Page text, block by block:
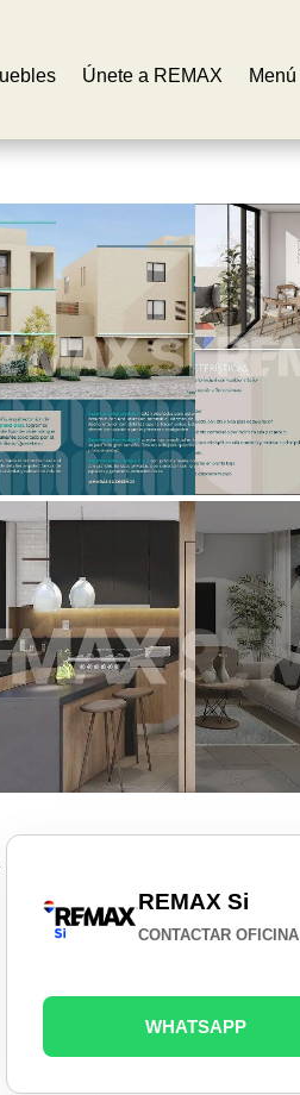
Únete a REMAX Menú
REMAX Si
CONTACTAR OFICINA
WHATSAPP